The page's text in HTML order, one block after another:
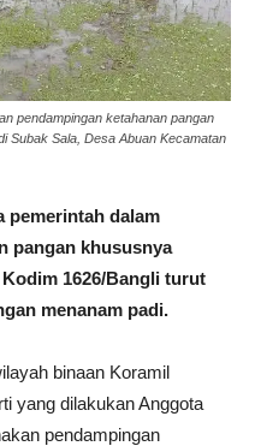
pendampingan ketahanan pangan
Subak Sala, Desa Abuan Kecamatan
pemerintah dalam
pangan khususnya
1626/Bangli turut
menanam padi.
binaan Koramil
yang dilakukan Anggota
pendampingan